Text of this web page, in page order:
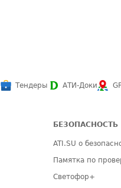
Тендеры АТИ-Доки
БЕЗОПАСНОСТЬ
ATI.SU о
Памятка по
Светофор+